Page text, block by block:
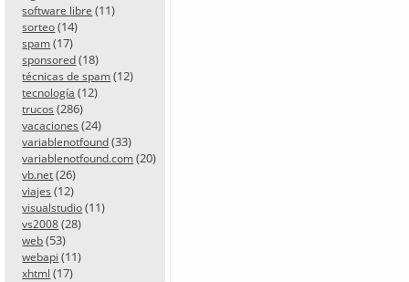
software libre (11)
sorteo (14)
spam (17)
sponsored (18)
técnicas de spam (12)
tecnología (12)
trucos (286)
vacaciones (24)
variablenotfound (33)
variablenotfound.com (20)
vb.net (26)
viajes (12)
visualstudio (11)
vs2008 (28)
web (53)
webapi (11)
xhtml (17)